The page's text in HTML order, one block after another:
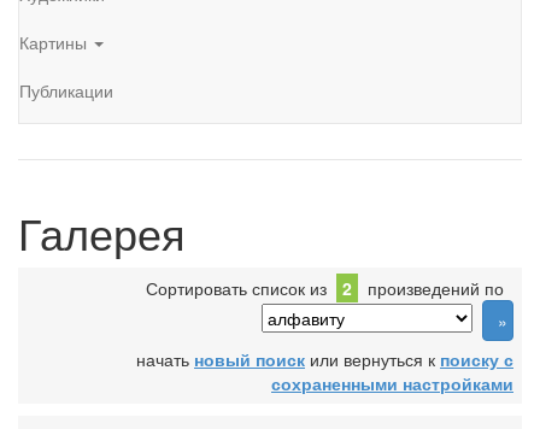
Картины
Публикации
Галерея
Сортировать список из 2 произведений по
начать новый поиск или вернуться к поиску с
сохраненными настройками